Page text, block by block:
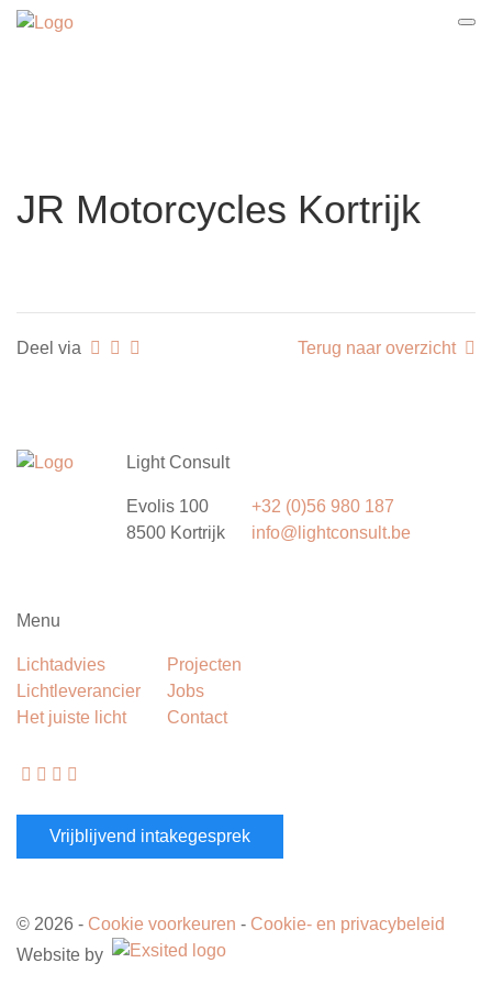
JR Motorcycles Kortrijk
Deel via Terug naar overzicht
Light Consult
Evolis 100
8500 Kortrijk
+32 (0)56 980 187
info@lightconsult.be
Menu
Lichtadvies
Lichtleverancier
Het juiste licht
Projecten
Jobs
Contact
Vrijblijvend intakegesprek
© 2026 - Cookie voorkeuren - Cookie- en privacybeleid
Website by